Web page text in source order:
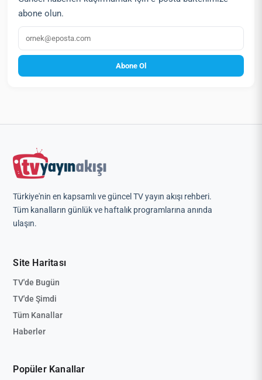
abone olun.
E‑posta
Abone Ol
Türkiye'nin en kapsamlı ve güncel TV yayın akışı rehberi.
Tüm kanalların günlük ve haftalık programlarına anında
ulaşın.
Site Haritası
TV'de Bugün
TV'de Şimdi
Tüm Kanallar
Haberler
Popüler Kanallar